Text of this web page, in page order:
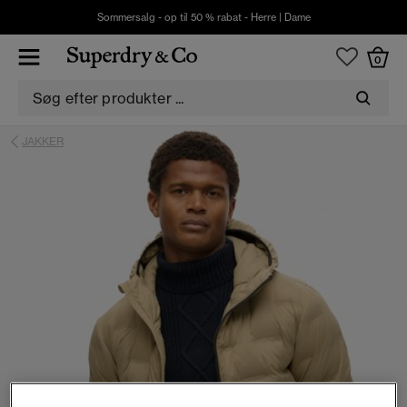
Sommersalg - op til 50 % rabat - Herre| Dame
0
JAKKER